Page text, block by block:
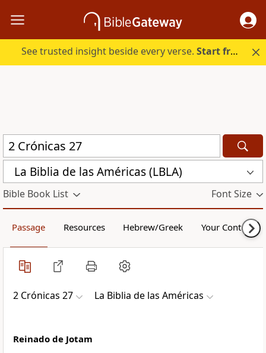
See trusted insight beside every verse.Start free.
La Biblia de las Américas (LBLA)
Bible Book List Font Size
Passage Resources Hebrew/Greek Your Content
2 Crónicas 27 La Biblia de las Américas
Reinado de Jotam